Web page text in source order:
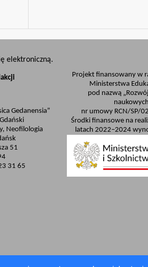
elektroniczną.
Projekt finansowany w
Ministerstwa
pod nazwą
nr umowy RCN/SP/
Środki finansowe na
latach 2022–2024
Gedanensia”
Neofilologia
51
31 65